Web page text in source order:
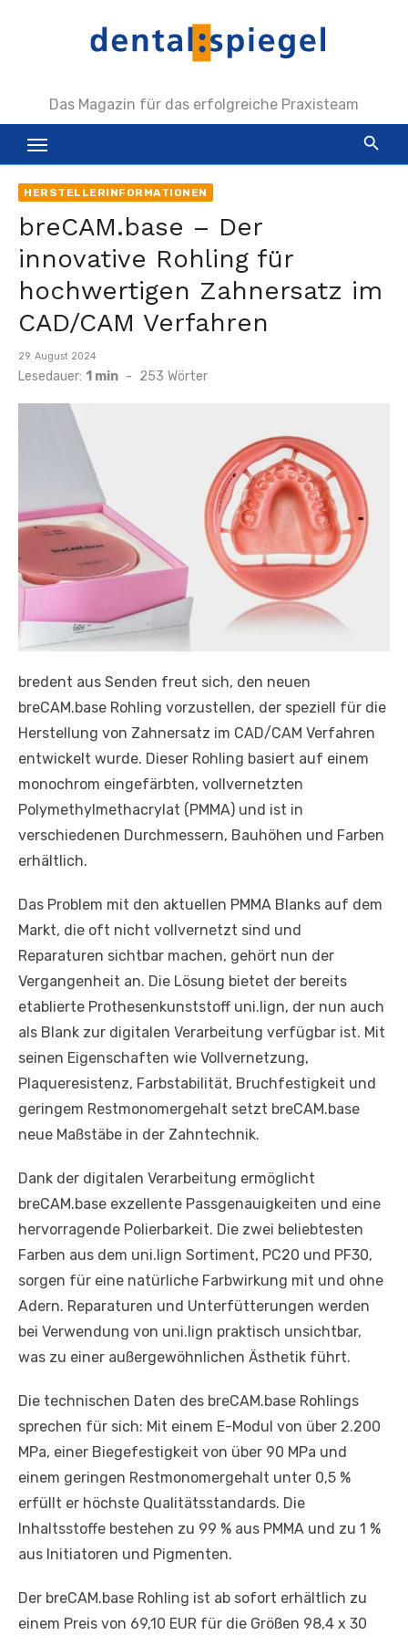
Das Magazin für das erfolgreiche Praxisteam
HERSTELLERINFORMATIONEN
breCAM.base – Der
innovative Rohling für
hochwertigen Zahnersatz im
CAD/CAM Verfahren
Veröffentlicht
am
29. August 2024
Lesedauer: 1 min - 253 Wörter
bredent aus Senden freut sich, den neuen
breCAM.base Rohling vorzustellen, der speziell für die
Herstellung von Zahnersatz im CAD/CAM Verfahren
entwickelt wurde. Dieser Rohling basiert auf einem
monochrom eingefärbten, vollvernetzten
Polymethylmethacrylat (PMMA) und ist in
verschiedenen Durchmessern, Bauhöhen und Farben
erhältlich.
Das Problem mit den aktuellen PMMA Blanks auf dem
Markt, die oft nicht vollvernetzt sind und
Reparaturen sichtbar machen, gehört nun der
Vergangenheit an. Die Lösung bietet der bereits
etablierte Prothesenkunststoff uni.lign, der nun auch
als Blank zur digitalen Verarbeitung verfügbar ist. Mit
seinen Eigenschaften wie Vollvernetzung,
Plaqueresistenz, Farbstabilität, Bruchfestigkeit und
geringem Restmonomergehalt setzt breCAM.base
neue Maßstäbe in der Zahntechnik.
Dank der digitalen Verarbeitung ermöglicht
breCAM.base exzellente Passgenauigkeiten und eine
hervorragende Polierbarkeit. Die zwei beliebtesten
Farben aus dem uni.lign Sortiment, PC20 und PF30,
sorgen für eine natürliche Farbwirkung mit und ohne
Adern. Reparaturen und Unterfütterungen werden
bei Verwendung von uni.lign praktisch unsichtbar,
was zu einer außergewöhnlichen Ästhetik führt.
Die technischen Daten des breCAM.base Rohlings
sprechen für sich: Mit einem E-Modul von über 2.200
MPa, einer Biegefestigkeit von über 90 MPa und
einem geringen Restmonomergehalt unter 0,5 %
erfüllt er höchste Qualitätsstandards. Die
Inhaltsstoffe bestehen zu 99 % aus PMMA und zu 1 %
aus Initiatoren und Pigmenten.
Der breCAM.base Rohling ist ab sofort erhältlich zu
einem Preis von 69,10 EUR für die Größen 98,4 x 30